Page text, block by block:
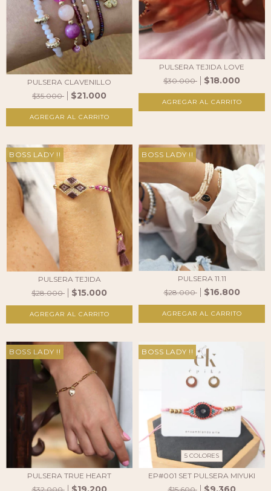
PULSERA CLAVENILLO
$35.000
$21.000
PULSERA TEJIDA LOVE
$30.000
$18.000
BOSS LADY !!
PULSERA TEJIDA
$28.000
$15.000
AGREGAR AL CARRITO
BOSS LADY !!
PULSERA 11.11
$28.000
$16.800
AGREGAR AL CARRITO
BOSS LADY !!
PULSERA TRUE HEART
BOSS LADY !!
5 COLORES
EP#001 SET PULSERA MIYUKI